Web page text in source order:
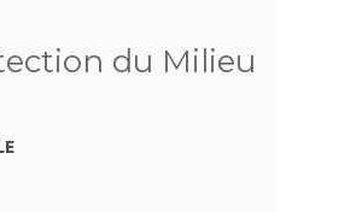
du Milieu